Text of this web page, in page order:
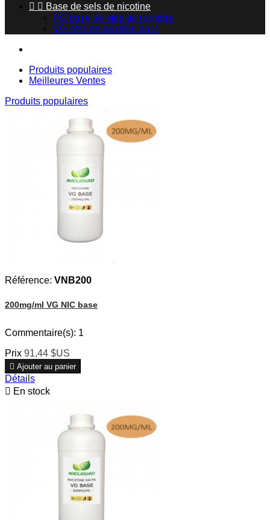
  Base de sels de nicotine
PG base de sels de nicotine
VG sels de nicotine base
Produits populaires
Meilleures Ventes
Produits populaires
Référence: VNB200
200mg/ml VG NIC base
Commentaire(s): 1
Prix 91,44 $US
 Ajouter au panier
Détails
 En stock